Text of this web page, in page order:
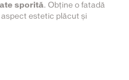
sporită. Obține o fatadă
estetic plăcut și